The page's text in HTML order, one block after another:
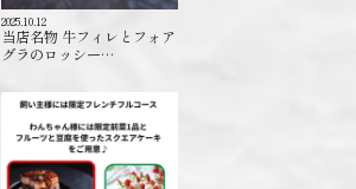
2025.10.12
当店名物 牛フィレとフォア
グラのロッシー…